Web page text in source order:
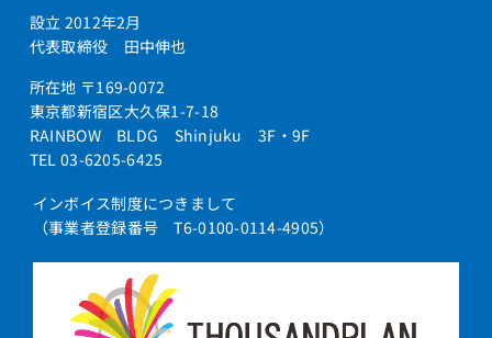
設立 2012年2月
代表取締役 田中伸也
所在地 〒169-0072
東京都新宿区大久保1-7-18
RAINBOW BLDG Shinjuku 3F・9F
TEL 03-6205-6425
インボイス制度につきまして
（事業者登録番号 T6-0100-0114-4905）